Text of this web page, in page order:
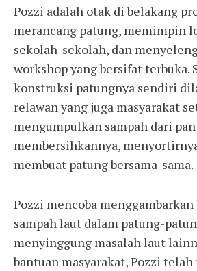
Pozzi adalah otak di belakang
merancang patung, memimpin
sekolah-sekolah, dan
workshop yang bersifat terbuka.
konstruksi patungnya sendiri
relawan yang juga masyarakat
mengumpulkan sampah dari
membersihkannya,
membuat patung bersama-sama.
Pozzi mencoba
sampah laut dalam patung-
menyinggung masalah laut
bantuan masyarakat, Pozzi